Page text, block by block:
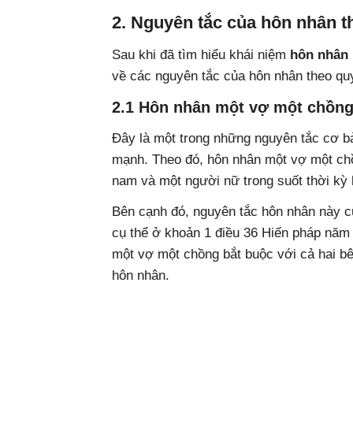
2. Nguyên tắc của hôn nhân
Sau khi đã tìm hiểu khái niệm hôn
về các nguyên tắc của hôn nhân theo
2.1 Hôn nhân một vợ một chồng
Đây là một trong những nguyên tắc cơ
mạnh. Theo đó, hôn nhân một vợ một
nam và một người nữ trong suốt thời kỳ
Bên cạnh đó, nguyên tắc hôn nhân này
cụ thể ở khoản 1 điều 36 Hiến pháp
một vợ một chồng bắt buộc với cả hai
hôn nhân.